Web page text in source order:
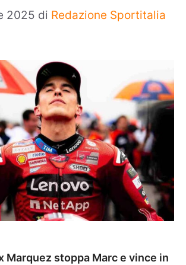
2025 di Redazione Sportitalia
Marquez stoppa Marc e vince in